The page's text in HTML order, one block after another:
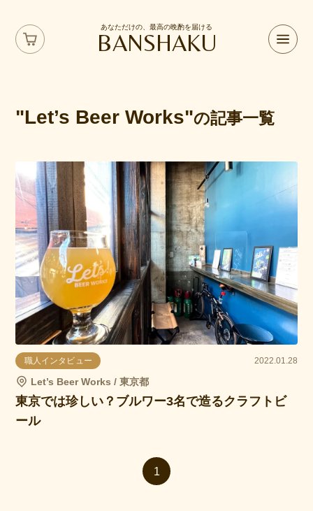
あなただけの、最高の晩酌を届ける
BANSHAKU
"Let’s Beer Works"の記事一覧
職人インタビュー 2022.01.28
Let’s Beer Works / 東京都
東京では珍しい？ブルワー3名で造るクラフトビ
ール
1